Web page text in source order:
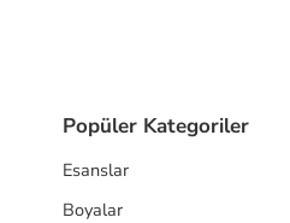
Popüler Kategoriler
Esanslar
Boyalar